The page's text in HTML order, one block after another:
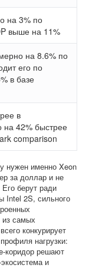
на 3% по
выше на 11%
на 8.6% по
его по
в базе
в
на 42% быстрее
comparison
нужен именно Xeon
за доллар и не
берут ради
Intel 2S, сильного
из самых
конкурирует
нагрузки:
коридор решают
и